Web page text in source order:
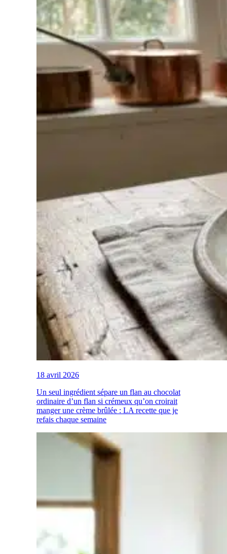
18 avril 2026
Un seul ingrédient sépare un flan au chocolat
ordinaire d’un flan si crémeux qu’on croirait
manger une crème brûlée : LA recette que je
refais chaque semaine